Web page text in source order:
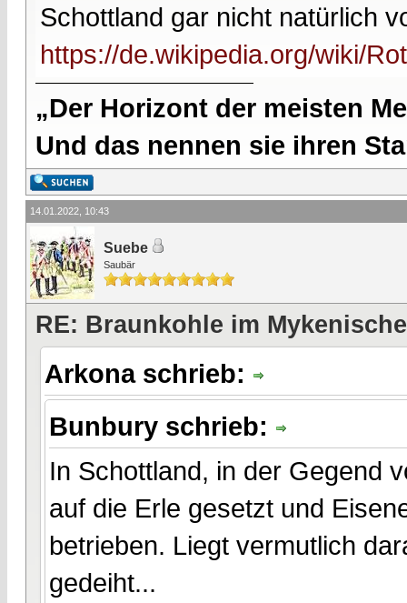
Schottland gar nicht natürlich
https://de.wikipedia.org/wiki/
„Der Horizont der meisten
Und das nennen sie ihren
14.01.2022, 10:43
Suebe
Saubär
RE: Braunkohle im
Arkona schrieb:
Bunbury schrieb:
In Schottland, in der Gegend
auf die Erle gesetzt und
betrieben. Liegt vermutlich
gedeiht...